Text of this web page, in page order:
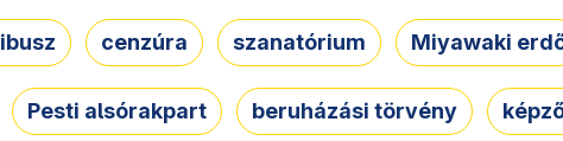
cenzúra szanatórium Miyawaki
Pesti alsórakpart beruházási törvény